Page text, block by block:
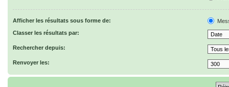
Afficher les résultats sous forme de:
Classer les résultats par:
Rechercher depuis:
Renvoyer les: